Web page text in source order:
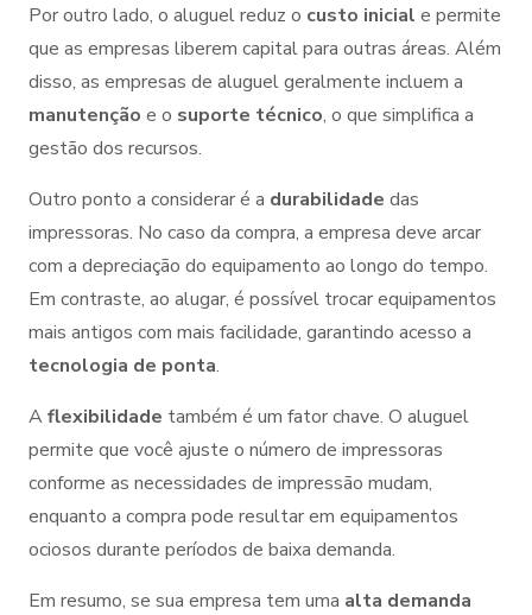
Por outro lado, o aluguel reduz o custo inicial e permite
que as empresas liberem capital para outras áreas. Além
disso, as empresas de aluguel geralmente incluem a
manutenção e o suporte técnico, o que simplifica a
gestão dos recursos.
Outro ponto a considerar é a durabilidade das
impressoras. No caso da compra, a empresa deve arcar
com a depreciação do equipamento ao longo do tempo.
Em contraste, ao alugar, é possível trocar equipamentos
mais antigos com mais facilidade, garantindo acesso a
tecnologia de ponta.
Aflexibilidade também é um fator chave. O aluguel
permite que você ajuste o número de impressoras
conforme as necessidades de impressão mudam,
enquanto a compra pode resultar em equipamentos
ociosos durante períodos de baixa demanda.
Em resumo, se sua empresa tem uma alta demanda